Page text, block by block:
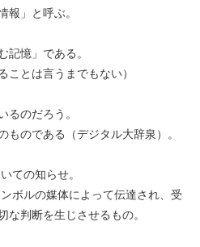
報」と呼ぶ。
記憶」である。
ことは言うまでもない）
るのだろう。
ものである（デジタル大辞泉）。
ての知らせ。
ボルの媒体によって伝達され、受
な判断を生じさせるもの。